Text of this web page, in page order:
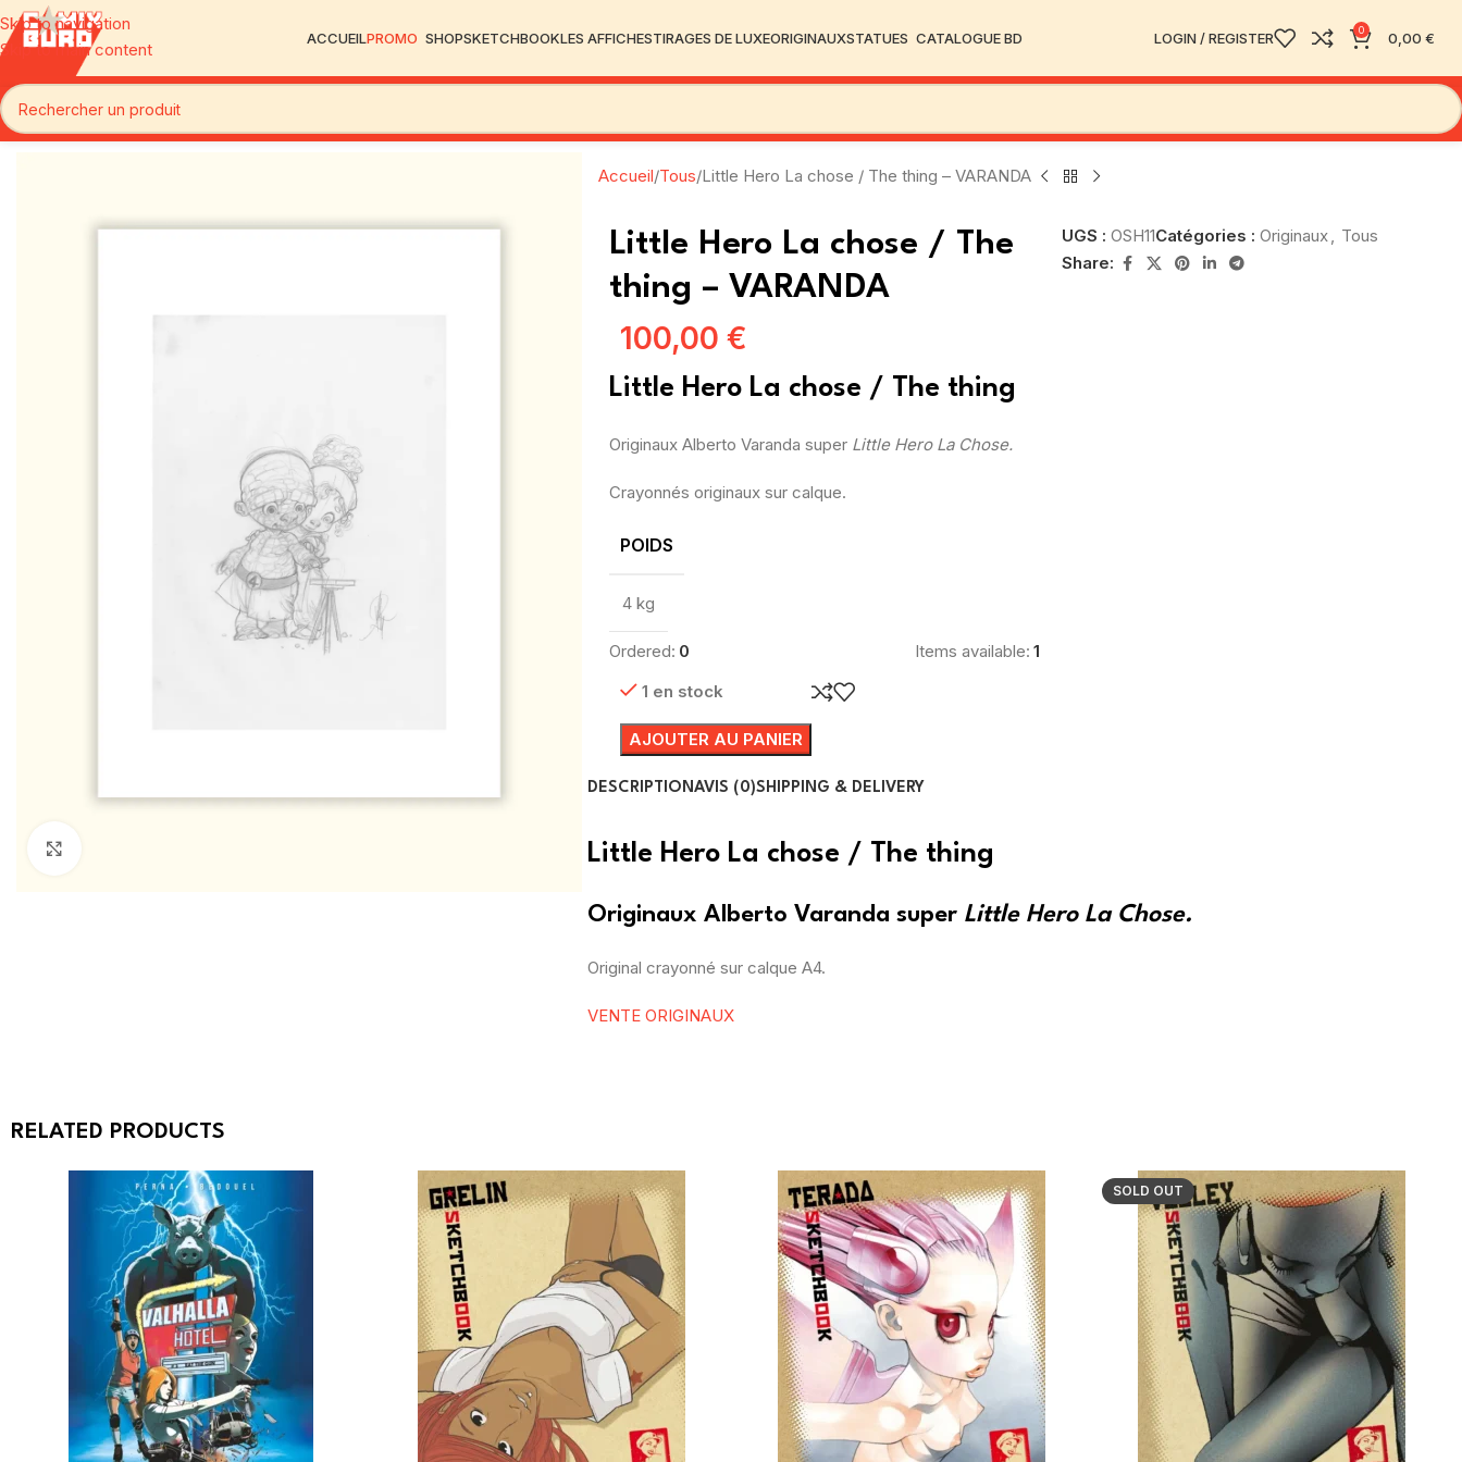
Skip to navigation
Skip to main content
ACCUEILPROMO SHOPSKETCHBOOKLES AFFICHESTIRAGES DE LUXEORIGINAUXSTATUES CATALOGUE BD LOGIN / REGISTER 0 0,00 €
Accueil Tous Little Hero La chose / The thing – VARANDA
Little Hero La chose / The
thing – VARANDA
100,00 €
Little Hero La chose / The thing
Originaux Alberto Varanda super Little Hero La Chose.
Crayonnés originaux sur calque.
POIDS
4 kg
Ordered: 0 Items available: 1
1 en stock
AJOUTER AU PANIER
UGS :OSH11Catégories : Originaux
Tous
Share:
DESCRIPTION AVIS (0)SHIPPING & DELIVERY
Little Hero La chose / The thing
Originaux Alberto Varanda super Little Hero La Chose.
Original crayonné sur calque A4.
VENTE ORIGINAUX
RELATED PRODUCTS
SOLD OUT